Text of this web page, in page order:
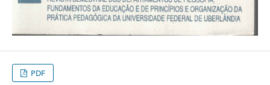
PDF